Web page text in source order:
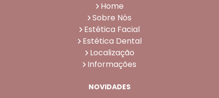
Home
Sobre Nós
Estética Facial
Estética Dental
Localização
Informações
NOVIDADES